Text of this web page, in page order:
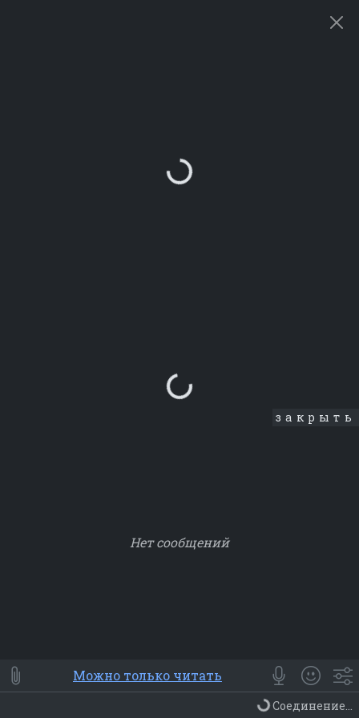
Loading...
закрыть
Нет сообщений
⭐ Мои Smile
😀 Emoji
Смайлики
Люди Животные Еда Объекты
Можно только читать
Соединение...